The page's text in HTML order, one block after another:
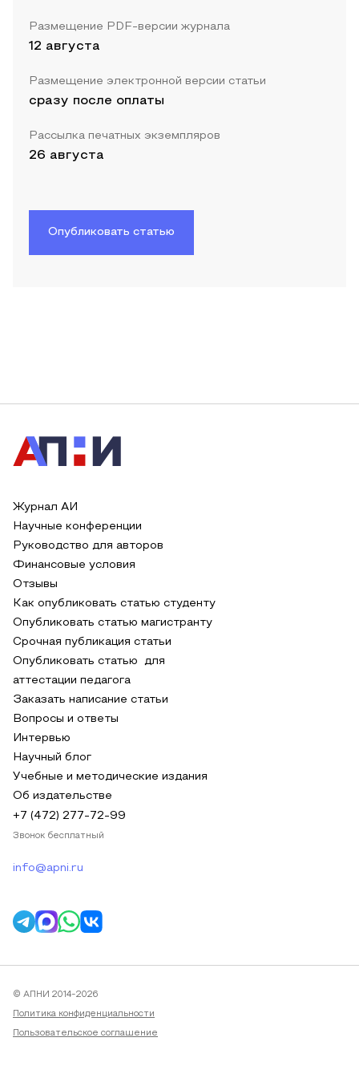
Размещение PDF-версии журнала
12 августа
Размещение электронной версии статьи
сразу после оплаты
Рассылка печатных экземпляров
26 августа
Опубликовать статью
Журнал АИ
Научные конференции
Руководство для авторов
Финансовые условия
Отзывы
Как опубликовать статью студенту
Опубликовать статью магистранту
Срочная публикация статьи
Опубликовать статью для
аттестации педагога
Заказать написание статьи
Вопросы и ответы
Интервью
Научный блог
Учебные и методические издания
Об издательстве
+7 (472) 277-72-99
Звонок бесплатный
info@apni.ru
© АПНИ 2014-2026
Политика конфиденциальности
Пользовательское соглашение